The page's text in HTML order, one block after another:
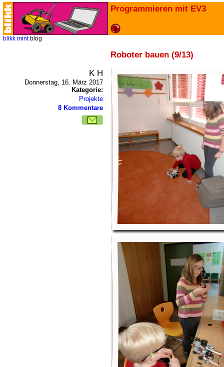
Programmieren mit EV3
blikk mint blog
Roboter bauen (9/13)
K H
Donnerstag, 16. März 2017
Kategorie:
Projekte
8 Kommentare